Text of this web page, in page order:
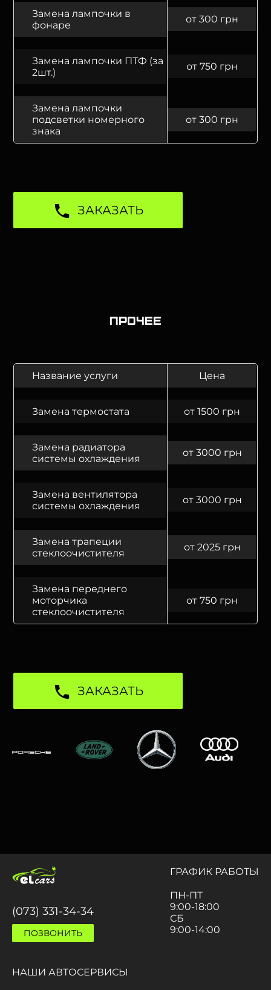
Замена лампочки в
фонаре
от 300 грн
Замена лампочки ПТФ (за
2шт.)
от 750 грн
Замена лампочки
подсветки номерного
знака
от 300 грн
ЗАКАЗАТЬ
Прочее
Название услуги Цена
Замена термостата от 1500 грн
Замена радиатора
системы охлаждения
от 3000 грн
Замена вентилятора
системы охлаждения
от 3000 грн
Замена трапеции
стеклоочистителя
от 2025 грн
Замена переднего
моторчика
стеклоочистителя
от 750 грн
ЗАКАЗАТЬ
(073) 331-34-34
ПОЗВОНИТЬ
ГРАФИК РАБОТЫ
ПН-ПТ
9:00-18:00
СБ
9:00-14:00
НАШИ АВТОСЕРВИСЫ